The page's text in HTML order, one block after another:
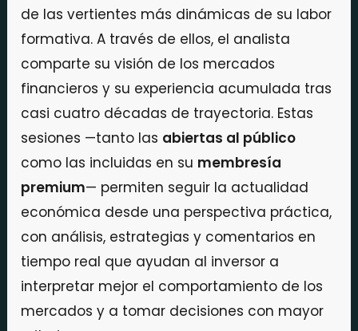
de las vertientes más dinámicas de su labor
formativa. A través de ellos, el analista
comparte su visión de los mercados
financieros y su experiencia acumulada tras
casi cuatro décadas de trayectoria. Estas
sesiones —tanto las abiertas al público
como las incluidas en su membresía
premium— permiten seguir la actualidad
económica desde una perspectiva práctica,
con análisis, estrategias y comentarios en
tiempo real que ayudan al inversor a
interpretar mejor el comportamiento de los
mercados y a tomar decisiones con mayor